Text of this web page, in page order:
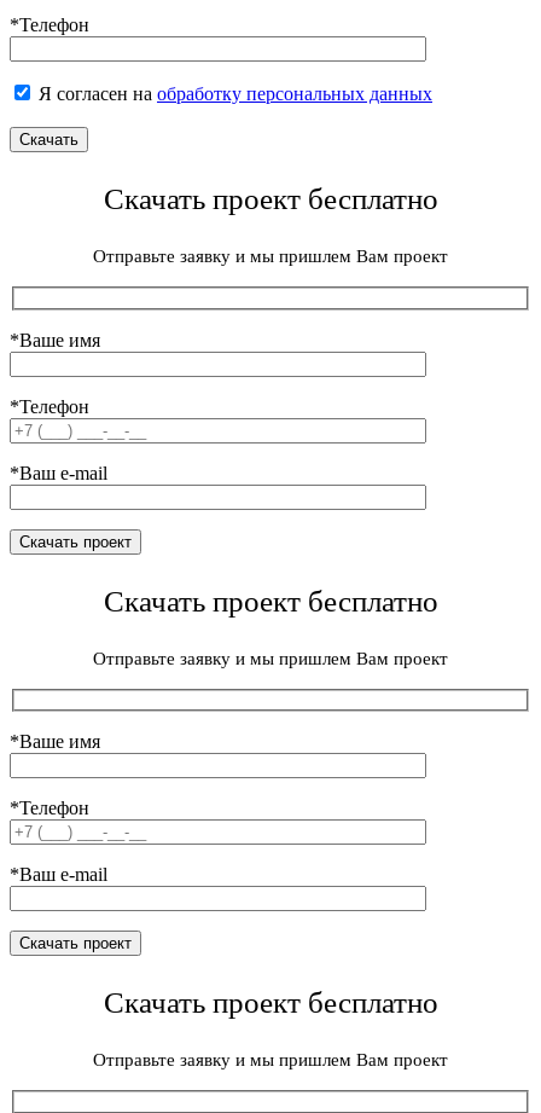
*Телефон
Я согласен на обработку персональных данных
Скачать проект бесплатно
Отправьте заявку и мы пришлем Вам проект
*Ваше имя
*Телефон
*Ваш e-mail
Скачать проект бесплатно
Отправьте заявку и мы пришлем Вам проект
*Ваше имя
*Телефон
*Ваш e-mail
Скачать проект бесплатно
Отправьте заявку и мы пришлем Вам проект